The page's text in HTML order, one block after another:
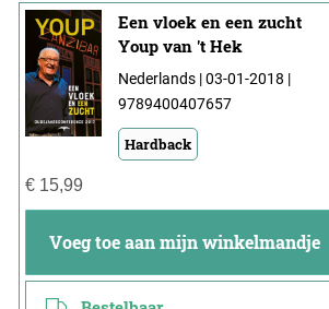
Een vloek en een zucht
Youp van 't Hek
Nederlands | 03-01-2018 |
9789400407657
Hardback
€15,99
Voeg toe aan mijn winkelmandje